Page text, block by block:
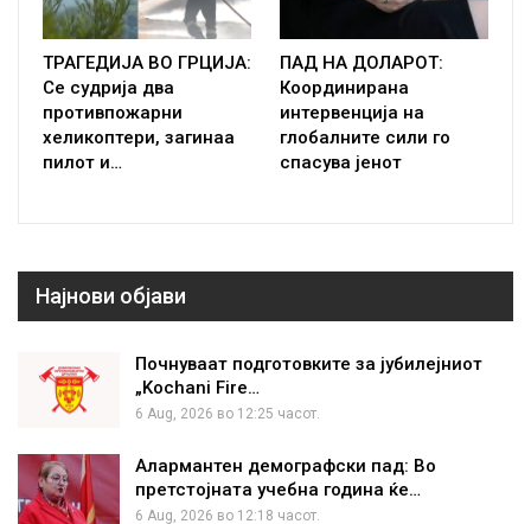
ТРАГЕДИЈА ВО ГРЦИЈА:
Се судрија два
противпожарни
хеликоптери, загинаа
пилот и…
ПАД НА ДОЛАРОТ:
Координирана
интервенција на
глобалните сили го
спасува јенот
Најнови објави
Почнуваат подготовките за јубилејниот
„Kochani Fire…
6 Aug, 2026 во 12:25 часот.
Алармантен демографски пад: Во
претстојната учебна година ќе…
6 Aug, 2026 во 12:18 часот.